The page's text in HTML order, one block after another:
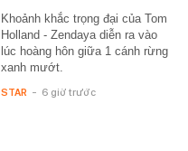
Khoảnh khắc trọng đại của Tom
Holland - Zendaya diễn ra vào
lúc hoàng hôn giữa 1 cánh rừng
xanh mướt.
STAR - 6 giờ trước